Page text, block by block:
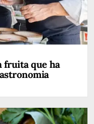
fruita que ha